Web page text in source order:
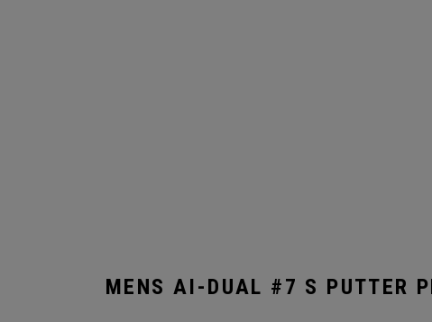
MENS AI-DUAL #7 S PUTTER